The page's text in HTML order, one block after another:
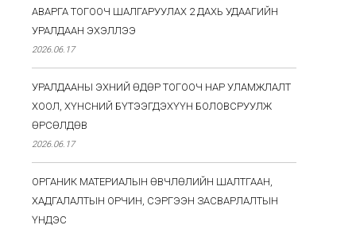
АВАРГА ТОГООЧ ШАЛГАРУУЛАХ 2 ДАХЬ УДААГИЙН
УРАЛДААН ЭХЭЛЛЭЭ
2026.06.17
УРАЛДААНЫ ЭХНИЙ ӨДӨР ТОГООЧ НАР УЛАМЖЛАЛТ
ХООЛ, ХҮНСНИЙ БҮТЭЭГДЭХҮҮН БОЛОВСРУУЛЖ
ӨРСӨЛДӨВ
2026.06.17
ОРГАНИК МАТЕРИАЛЫН ӨВЧЛӨЛИЙН ШАЛТГААН,
ХАДГАЛАЛТЫН ОРЧИН, СЭРГЭЭН ЗАСВАРЛАЛТЫН
ҮНДЭС